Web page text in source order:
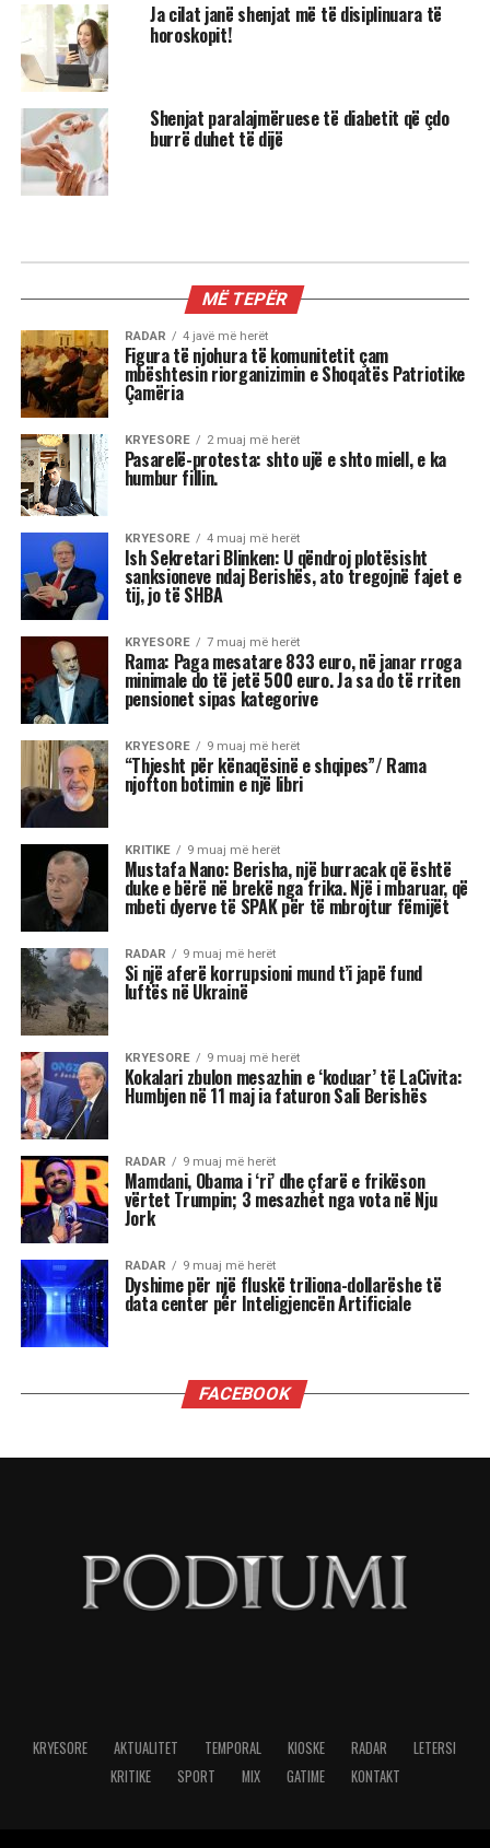
Ja cilat janë shenjat më të disiplinuara të
horoskopit!
Shenjat paralajmëruese të diabetit që çdo
burrë duhet të dijë
Kur dita barazohet me natën, Meri
Shehu zbulon se çfarë sjell kjo javë
për çdo shenjë
Stina e vjeshtës ka nisur me një energji kozmike
të jashtëzakonshme dhe këtë javë yjet nuk
premtojnë qetësi! Në studion e “Rudina” në Tv
Klan, astrologia Meri Shehu bëri parashikimin
për 12 shenjat e horoskopit, duke e quajtur këtë
periudhë një “pikë kthese” në shumë aspekte të
jetës. Me Diellin që ka hyrë në shenjën e
Peshores dhe Marsin që po futet në Akrep,
universi na fton të kërkojmë ekuilibër, të
rigjejmë veten dhe të marrim vendime që do të
na ndikojnë për muaj me radhë.
“Është ekuinoksi i vjeshtës, dita barazohet me
natën dhe na fton në reflektim”, tha Shehu, duke
nënvizuar se kjo javë do të shënohet nga
tensione, lëvizje të papritura, dinamizëm në
marrëdhënie dhe sfida ekonomike. Për disa
shenja, kjo është një javë premtuese që hap dyer
të reja, për të tjera, një moment i ndjeshëm ku
fati kërkon maturi dhe vetëpërmbajtje
Çdo shenjë do ta ndjejë këtë energji ndryshe nga
përplasjet emocionale të Dashit dhe pasiguritë e
Shigjetarit, te balancimi personal i Peshores dhe
fuqia komunikuese e Ujorit. Por një gjë është e
sigurt: qielli është në lëvizje dhe kush është i
gatshëm të dëgjojë mesazhet e tij, mund të dalë
futur tashmë në Peshore. Dhe duke u futur Dielli
në Peshore kërkojmë një ekuilibrim sepse na
pret një dimër i gjatë përpara. E rëndësishme
të reja që na presin”, tha astrologia Meri Shehu.